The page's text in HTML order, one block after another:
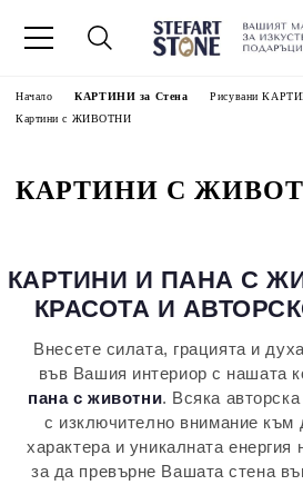
Начало КАРТИНИ за Стена
Рисувани
Картини с ЖИВОТНИ
КАРТИНИ С
КАРТИНИ И ПАНА С
КРАСОТА И
Внесете силата, грацията и
във Вашия интериор с нашата
пана с животни. Всяка
с изключително внимание към
характера и уникалната енергия
за да превърне Вашата стена